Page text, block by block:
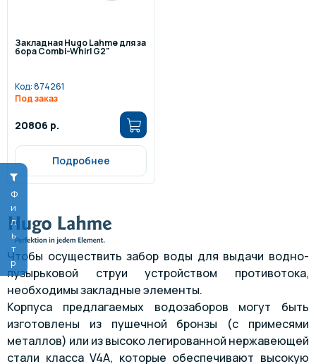
Фильтр
Закладная Hugo Lahme для за
бора Combi-Whirl G2"
Код:874261
Под заказ
20806 р.
Подробнее
Чтобы осуществить забор воды для выдачи водно-
пузырьковой струи устройством противотока,
необходимы закладные элементы.
Корпуса предлагаемых водозаборов могут быть
изготовлены из пушечной бронзы (с примесями
металлов) или из высоко легированной нержавеющей
стали класса V4A, которые обеспечивают высокую